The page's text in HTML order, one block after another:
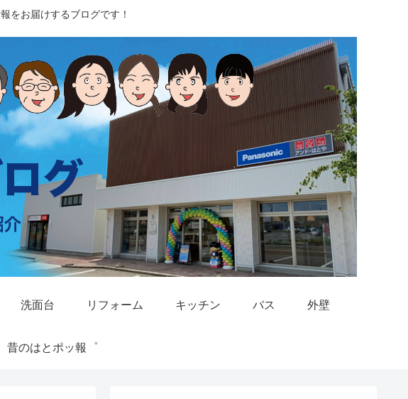
をお届けするブログです！
洗面台 リフォーム キッチン バス 外壁
昔のはとポッ報゜